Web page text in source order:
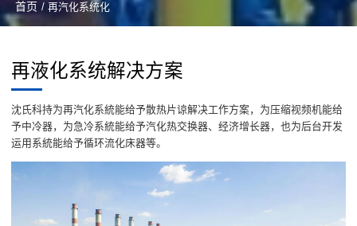
首页 / 再汽化系统化
再液化系统解决方案
沈氏科持为再汽化系統能给予散热片谅解决工作方案，为压缩视频机能给
予中冷器，为急冷系統能给予汽化热交换器、经济增长器，也为后台开发
运用系統能给予循环流化床器等。